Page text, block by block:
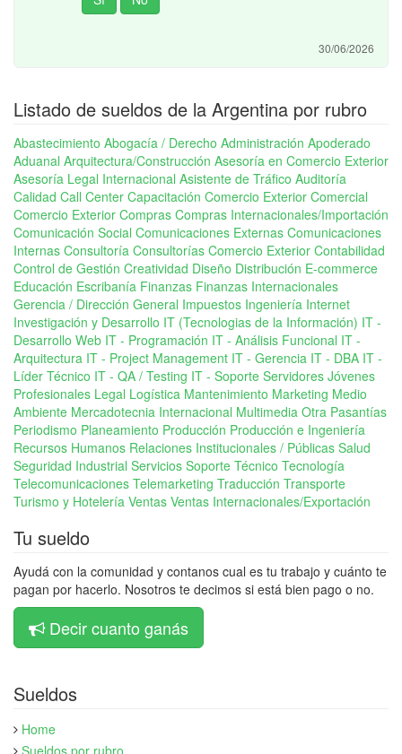
30/06/2026
Listado de sueldos de la Argentina por rubro
Abastecimiento Abogacía / Derecho Administración Apoderado
Aduanal Arquitectura/Construcción Asesoría en Comercio Exterior
Asesoría Legal Internacional Asistente de Tráfico Auditoría
Calidad Call Center Capacitación Comercio Exterior Comercial
Comercio Exterior Compras Compras Internacionales/Importación
Comunicación Social Comunicaciones Externas Comunicaciones
Internas Consultoría Consultorías Comercio Exterior Contabilidad
Control de Gestión Creatividad Diseño Distribución E-commerce
Educación Escribanía Finanzas Finanzas Internacionales
Gerencia / Dirección General Impuestos Ingeniería Internet
Investigación y Desarrollo IT (Tecnologias de la Información) IT -
Desarrollo Web IT - Programación IT - Análisis Funcional IT -
Arquitectura IT - Project Management IT - Gerencia IT - DBA IT -
Líder Técnico IT - QA / Testing IT - Soporte Servidores Jóvenes
Profesionales Legal Logística Mantenimiento Marketing Medio
Ambiente Mercadotecnia Internacional Multimedia Otra Pasantías
Periodismo Planeamiento Producción Producción e Ingeniería
Recursos Humanos Relaciones Institucionales / Públicas Salud
Seguridad Industrial Servicios Soporte Técnico Tecnología
Telecomunicaciones Telemarketing Traducción Transporte
Turismo y Hotelería Ventas Ventas Internacionales/Exportación
Tu sueldo
Ayudá con la comunidad y contanos cual es tu trabajo y cuánto te
pagan por hacerlo. Nosotros te decimos si está bien pago o no.
Decir cuanto ganás
Sueldos
Home
Sueldos por rubro